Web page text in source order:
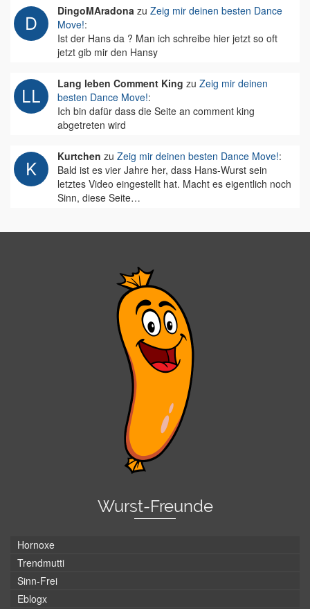
DingoMAradona zu Zeig mir deinen besten Dance
Move!:
Ist der Hans da ? Man ich schreibe hier jetzt so oft
jetzt gib mir den Hansy
Lang leben Comment King zu Zeig mir deinen
besten Dance Move!:
Ich bin dafür dass die Seite an comment king
abgetreten wird
Kurtchen zu Zeig mir deinen besten Dance Move!:
Bald ist es vier Jahre her, dass Hans-Wurst sein
letztes Video eingestellt hat. Macht es eigentlich noch
Sinn, diese Seite…
Wurst-Freunde
Hornoxe
Trendmutti
Sinn-Frei
Eblogx